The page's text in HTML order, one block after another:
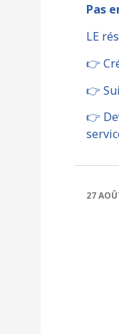
Pas
LE
👉
👉
👉
27